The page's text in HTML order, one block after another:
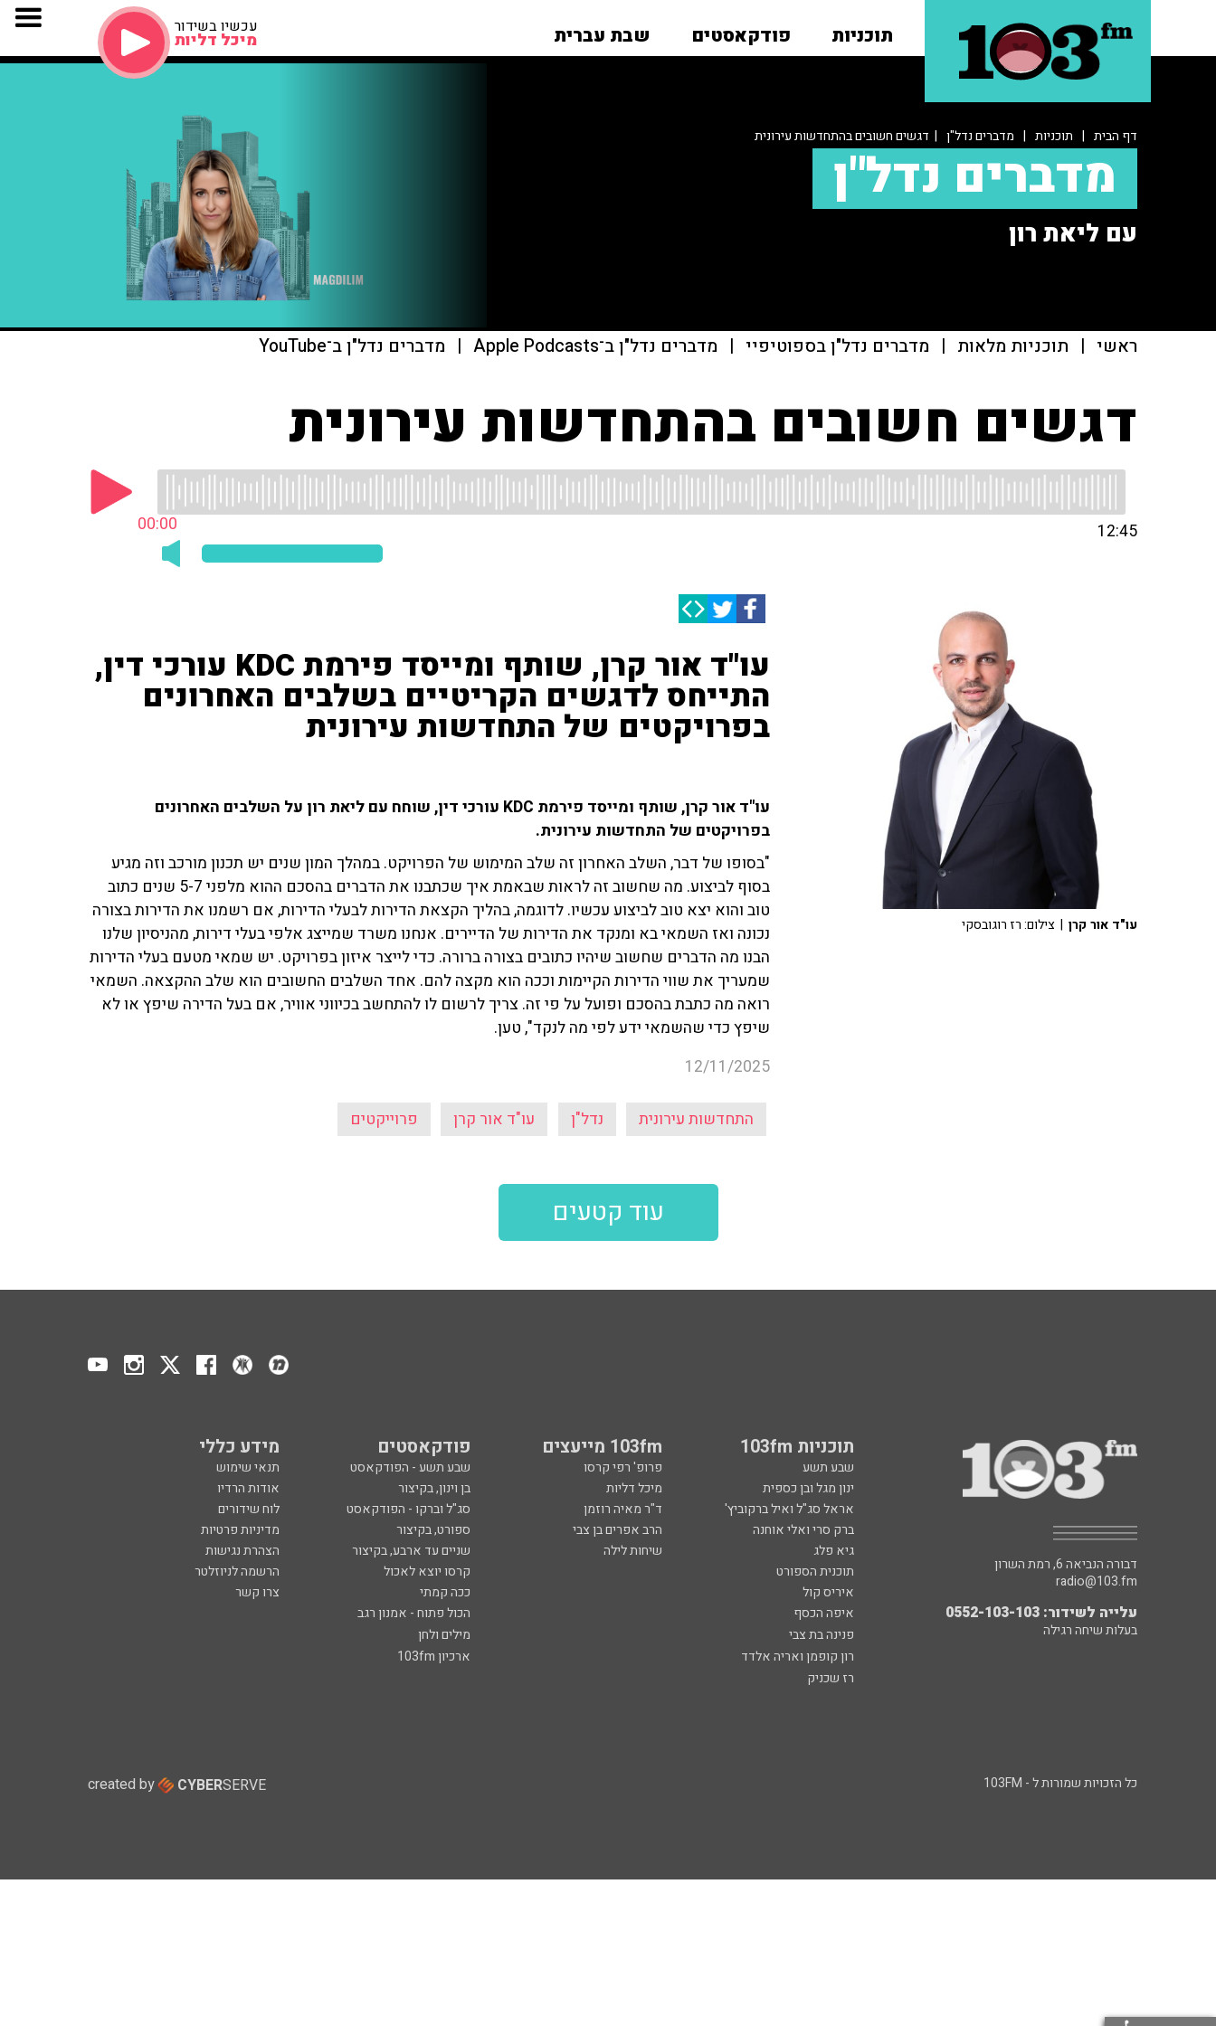
תוכניות פודקאסטים שבת עברית עכשיו בשידור
מיכל דליות
דף הבית | תוכניות | מדברים נדל"ן | דגשים חשובים בהתחדשות עירונית
מדברים נדל"ן
עם ליאת רון
ראשי | תוכניות מלאות | מדברים נדל"ן בספוטיפיי | מדברים נדל"ן ב־Apple Podcasts | מדברים נדל"ן ב־YouTube
דגשים חשובים בהתחדשות עירונית
00:00 12:45
עו"ד אור קרן, שותף ומייסד פירמת KDC עורכי דין,
התייחס לדגשים הקריטיים בשלבים האחרונים
בפרויקטים של התחדשות עירונית
עו"ד אור קרן, שותף ומייסד פירמת KDC עורכי דין, שוחח עם ליאת רון על השלבים האחרונים
בפרויקטים של התחדשות עירונית.
"בסופו של דבר, השלב האחרון זה שלב המימוש של הפרויקט. במהלך המון שנים יש תכנון מורכב וזה מגיע
בסוף לביצוע. מה שחשוב זה לראות שבאמת איך שכתבנו את הדברים בהסכם ההוא מלפני 5-7 שנים כתוב
טוב והוא יצא טוב לביצוע עכשיו. לדוגמה, בהליך הקצאת הדירות לבעלי הדירות, אם רשמנו את הדירות בצורה
נכונה ואז השמאי בא ומנקד את הדירות של הדיירים. אנחנו משרד שמייצג אלפי בעלי דירות, מהניסיון שלנו
הבנו מה הדברים שחשוב שיהיו כתובים בצורה ברורה. כדי לייצר איזון בפרויקט. יש שמאי מטעם בעלי הדירות
שמעריך את שווי הדירות הקיימות וככה הוא מקצה להם. אחד השלבים החשובים הוא שלב ההקצאה. השמאי
רואה מה כתבת בהסכם ופועל על פי זה. צריך לרשום לו להתחשב בכיווני אוויר, אם בעל הדירה שיפץ או לא
שיפץ כדי שהשמאי ידע לפי מה לנקד", טען.
12/11/2025
התחדשות עירונית נדל"ן עו"ד אור קרן פרוייקטים
עו"ד אור קרן | צילום: רז רוגובסקי
עוד קטעים
תוכניות 103fm 103fm מייעצים פודקאסטים מידע כללי
שבע תשע פרופ' רפי קרסו שבע תשע - הפודקאסט
תנאי שימוש
ינון מגל ובן כספית
מיכל דליות בן וינון, בקיצור
אודות הרדיו
אראל סג"ל ואיל ברקוביץ'
ד"ר מאיה רוזמן סג"ל וברקו - הפודקאסט
לוח שידורים
ברק סרי ואלי אוחנה
הרב אפרים בן צבי ספורט, בקיצור
מדיניות פרטיות
גיא פלג
שיחות לילה שניים עד ארבע, בקיצור
הצהרת נגישות
תוכנית הספורט
קרסו יוצא לאכול
הרשמה לניוזלטר
איריס קול
ככה קמתי
צרו קשר
איפה הכסף
הכול פתוח - אמנון רגב
פנינה בת צבי
מילים ולחן
רון קופמן ואריה אלדד
ארכיון 103fm
רז שכניק
דבורה הנביאה 6, רמת השרון
radio@103.fm
עלייה לשידור: 0552-103-103
בעלות שיחה רגילה
כל הזכויות שמורות ל - 103FM created by CYBERSERVE